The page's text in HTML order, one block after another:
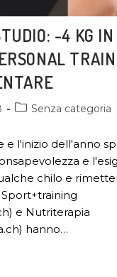
-4 KG
Senza categoria
e l'inizio dell'anno
e
chilo e
e Nutriterapia
hanno…